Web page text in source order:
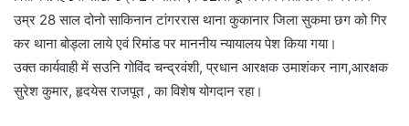
उम्र 28 साल दोनो साकिनान टांगररास थाना कुकानार जिला सुकमा छग को गिर
कर थाना बोड्ला लाये एवं रिमांड पर माननीय न्यायालय पेश किया गया।
उक्त कार्यवाही में सउनि गोविंद चन्द्रवंशी, प्रधान आरक्षक उमाशंकर नाग,आरक्षक
सुरेश कुमार, हृदयेस राजपूत , का विशेष योगदान रहा।